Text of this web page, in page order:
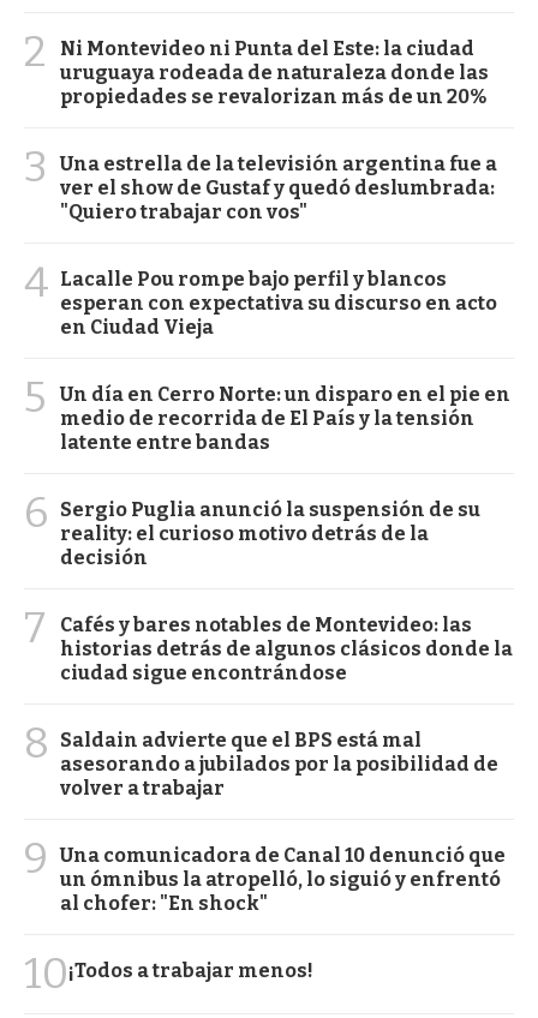
2
Ni Montevideo ni Punta del Este: la ciudad
uruguaya rodeada de naturaleza donde las
propiedades se revalorizan más de un 20%
3
Una estrella de la televisión argentina fue a
ver el show de Gustaf y quedó deslumbrada:
"Quiero trabajar con vos"
4 Lacalle Pou rompe bajo perfil y blancos
esperan con expectativa su discurso en acto
en Ciudad Vieja
5
Un día en Cerro Norte: un disparo en el pie en
medio de recorrida de El País y la tensión
latente entre bandas
6
Sergio Puglia anunció la suspensión de su
reality: el curioso motivo detrás de la
decisión
7
Cafés y bares notables de Montevideo: las
historias detrás de algunos clásicos donde la
ciudad sigue encontrándose
8
Saldain advierte que el BPS está mal
asesorando a jubilados por la posibilidad de
volver a trabajar
9
Una comunicadora de Canal 10 denunció que
un ómnibus la atropelló, lo siguió y enfrentó
al chofer: "En shock"
10¡Todos a trabajar menos!